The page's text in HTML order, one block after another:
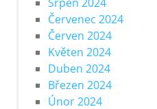
Červenec 2024
Červen 2024
Květen 2024
Duben 2024
Březen 2024
Únor 2024